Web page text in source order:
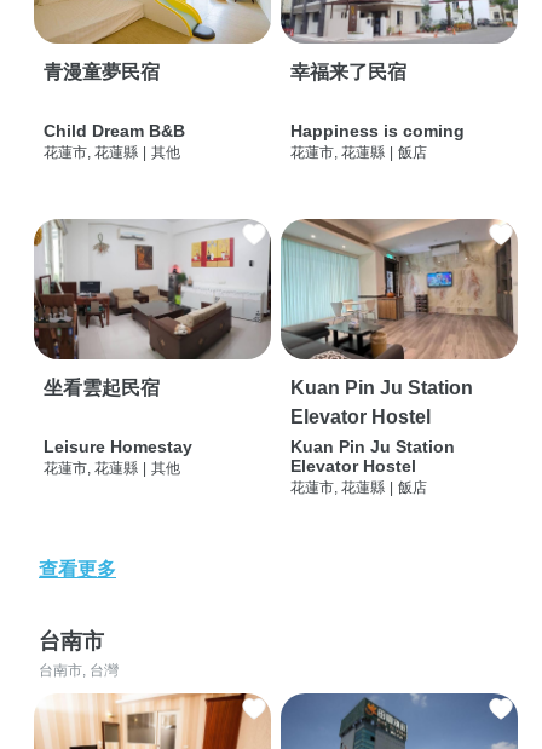
青漫童夢民宿
Child Dream B&B
花蓮市, 花蓮縣 其他
幸福来了民宿
Happiness is coming
花蓮市, 花蓮縣 飯店
坐看雲起民宿
Leisure Homestay
花蓮市, 花蓮縣 其他
Kuan Pin Ju Station
Elevator Hostel
Kuan Pin Ju Station
Elevator Hostel
花蓮市, 花蓮縣 飯店
查看更多
台南市
台南市, 台灣